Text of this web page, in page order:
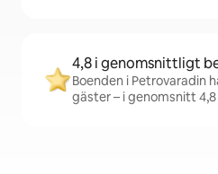
4,8 i genomsnittligt
Boenden i Petrovaradin
gäster – i genomsnitt 4,8